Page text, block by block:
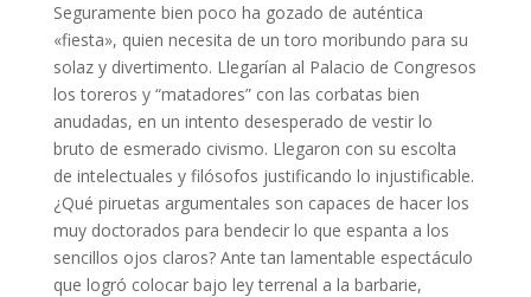
Seguramente bien poco ha gozado de auténtica
«fiesta», quien necesita de un toro moribundo para su
solaz y divertimento. Llegarían al Palacio de Congresos
los toreros y “matadores” con las corbatas bien
anudadas, en un intento desesperado de vestir lo
bruto de esmerado civismo. Llegaron con su escolta
de intelectuales y filósofos justificando lo injustificable.
¿Qué piruetas argumentales son capaces de hacer los
muy doctorados para bendecir lo que espanta a los
sencillos ojos claros? Ante tan lamentable espectáculo
que logró colocar bajo ley terrenal a la barbarie,